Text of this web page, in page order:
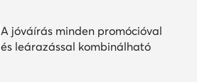
A jóváírás minden promócióval
és leárazással kombinálható